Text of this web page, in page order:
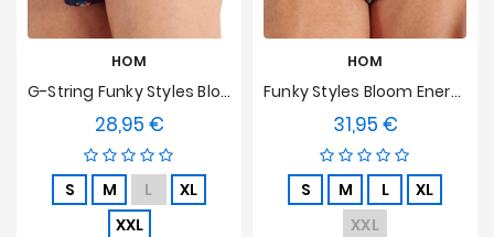
HOM
G-String Funky Styles Bloom Energy HOM Limited Edition
28,95 €Preis
S M L
XL
XXL
HOM
Funky Styles Bloom Energy HOM Limited Edition Tanga
31,95 €Preis
S M L
XL
XXL